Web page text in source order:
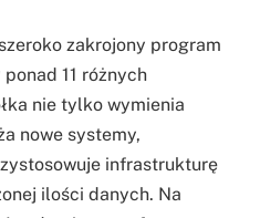
zakrojony program
11 różnych
nie tylko wymienia
nowe systemy,
infrastrukturę
ilości danych. Na